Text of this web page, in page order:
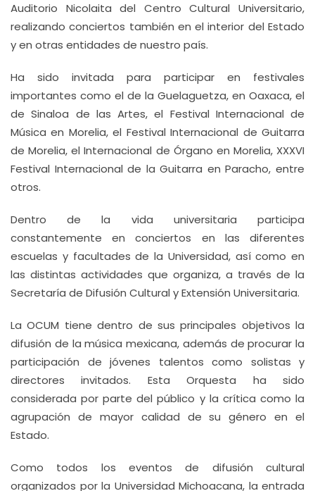
Auditorio Nicolaita del Centro Cultural Universitario,
realizando conciertos también en el interior del Estado
y en otras entidades de nuestro país.
Ha sido invitada para participar en festivales
importantes como el de la Guelaguetza, en Oaxaca, el
de Sinaloa de las Artes, el Festival Internacional de
Música en Morelia, el Festival Internacional de Guitarra
de Morelia, el Internacional de Órgano en Morelia, XXXVI
Festival Internacional de la Guitarra en Paracho, entre
otros.
Dentro de la vida universitaria participa
constantemente en conciertos en las diferentes
escuelas y facultades de la Universidad, así como en
las distintas actividades que organiza, a través de la
Secretaría de Difusión Cultural y Extensión Universitaria.
La OCUM tiene dentro de sus principales objetivos la
difusión de la música mexicana, además de procurar la
participación de jóvenes talentos como solistas y
directores invitados. Esta Orquesta ha sido
considerada por parte del público y la crítica como la
agrupación de mayor calidad de su género en el
Estado.
Como todos los eventos de difusión cultural
organizados por la Universidad Michoacana, la entrada